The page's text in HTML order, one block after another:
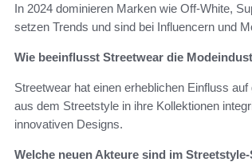
In 2024 dominieren Marken wie Off-White,
setzen Trends und sind bei Influencern und
Wie beeinflusst Streetwear die
Streetwear hat einen erheblichen Einfluss
aus dem Streetstyle in ihre Kollektionen
innovativen Designs.
Welche neuen Akteure sind im